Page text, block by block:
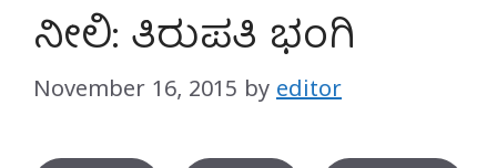
ನೀಲಿ: ತಿರುಪತಿ ಭಂಗಿ
November 16, 2015 by editor